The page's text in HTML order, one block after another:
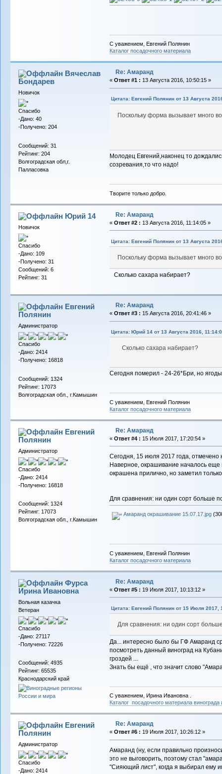
С уважением, Евгений Полянин
Каталог посадочного материала
Вячеслав
Бондарев
Новичок
Спасибо
-Дано: 40
-Получено: 204
Сообщений: 31
Рейтинг: 204
Волгоградская обл,г.
Палласовка
Re: Амаранд
« Ответ #1 : 13 Августа 2016, 10:50:15 »
Цитата: Евгений Полянин от 13 Августа
Поскольку форма вызывает много
Молодец Евгений,наконец то
созревания,то что надо!
Творите только добро.
Юрий 14
Новичок
Спасибо
-Дано: 109
-Получено: 31
Сообщений: 6
Рейтинг: 31
Re: Амаранд
« Ответ #2 : 13 Августа 2016, 11:14:05 »
Цитата: Евгений Полянин от 13 Августа
Поскольку форма вызывает много
Сколько сахара набирает?
Евгений
Полянин
Администратор
Спасибо
-Дано: 2414
-Получено: 16818
Сообщений: 1324
Рейтинг: 17073
Волгоградская обл., г.Камышин
Re: Амаранд
« Ответ #3 : 15 Августа 2016, 20:41:46 »
Цитата: Юрий 14 от 13 Августа 2016,
Сколько сахара набирает?
Сегодня померил - 24-26*Бри, но
С уважением, Евгений Полянин
Каталог посадочного материала
Евгений
Полянин
Администратор
Спасибо
-Дано: 2414
-Получено: 16818
Сообщений: 1324
Рейтинг: 17073
Волгоградская обл., г.Камышин
Re: Амаранд
« Ответ #4 : 15 Июля 2017, 17:20:54 »
Сегодня, 15 июля 2017 года,
Наверное, окрашивание началось еще
окрашена прилично, но заметил
Для сравнения: ни один сорт больше
Амаранд окрашивание 15.07.17.jpg
С уважением, Евгений Полянин
Каталог посадочного материала
Фурса
Ирина Ивановна
Вольная казачка
Ветеран
Спасибо
-Дано: 27117
-Получено: 72226
Сообщений: 4935
Рейтинг: 65535
Краснодарский край
Re: Амаранд
« Ответ #5 : 19 Июля 2017, 10:13:12 »
Цитата: Евгений Полянин от 15 Июля 2017,
Для сравнения: ни один сорт
Да... интересно было бы ГФ Амаранд
посмотреть данный виноград на
гроздей ...
Знать бы ещё , что значит слово
С уважением, Ирина Ивановна .
Каталог посадочного материала
Евгений
Полянин
Администратор
Спасибо
-Дано: 2414
Re: Амаранд
« Ответ #6 : 19 Июля 2017, 10:26:12 »
Амаранд (ну, если правильно
это не выговорить, поэтому стал
"Сияющий лист", когда я выбирал ему